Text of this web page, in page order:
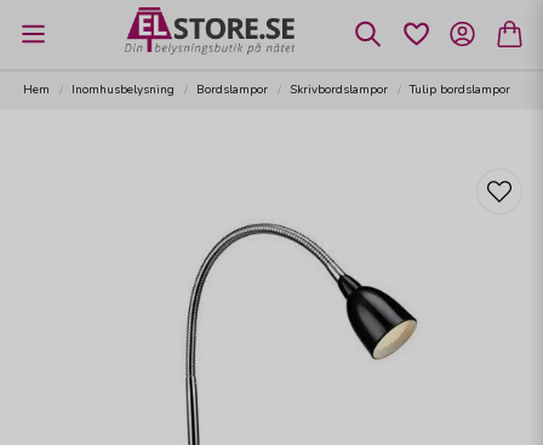
Hem Inomhusbelysning Bordslampor Skrivbordslampor Tulip bordslampor